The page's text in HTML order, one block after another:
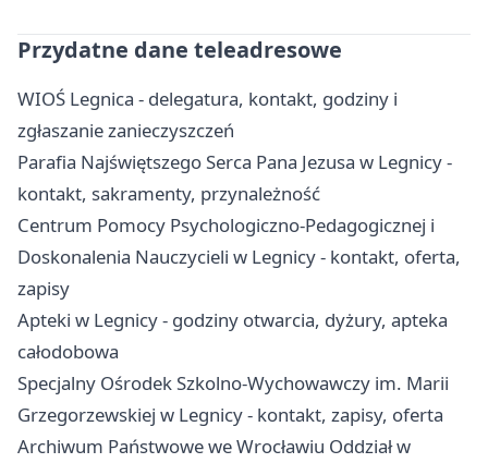
Przydatne dane teleadresowe
WIOŚ Legnica - delegatura, kontakt, godziny i
zgłaszanie zanieczyszczeń
Parafia Najświętszego Serca Pana Jezusa w Legnicy -
kontakt, sakramenty, przynależność
Centrum Pomocy Psychologiczno-Pedagogicznej i
Doskonalenia Nauczycieli w Legnicy - kontakt, oferta,
zapisy
Apteki w Legnicy - godziny otwarcia, dyżury, apteka
całodobowa
Specjalny Ośrodek Szkolno-Wychowawczy im. Marii
Grzegorzewskiej w Legnicy - kontakt, zapisy, oferta
Archiwum Państwowe we Wrocławiu Oddział w